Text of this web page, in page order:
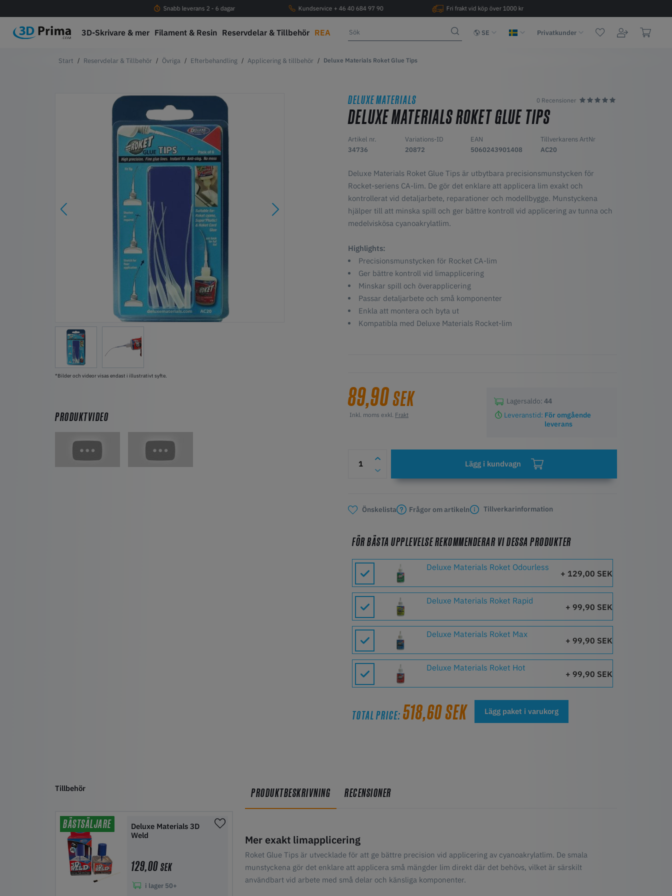
Snabb leverans 2 - 6 dagar Kundservice + 46 40 684 97 90 Fri frakt vid köp över 1000 kr
3D-Skrivare & mer Filament & Resin Reservdelar & Tillbehör REA SE Privatkunder
Reservdelar & Tillbehör Övriga Efterbehandling Applicering & tillbehör Deluxe Materials Roket Glue Tips
*Bilder och videor visas endast i illustrativt syfte.
PRODUKTVIDEO
DELUXE MATERIALS 0 Recensioner
DELUXE MATERIALS ROKET GLUE TIPS
Artikel nr.
34736
Variations-ID
20872
EAN
5060243901408
Tillverkarens ArtNr
AC20
Deluxe Materials Roket Glue Tips är utbytbara precisionsmunstycken för
Rocket-seriens CA-lim. De gör det enklare att applicera lim exakt och
kontrollerat vid detaljarbete, reparationer och modellbygge. Munstyckena
hjälper till att minska spill och ger bättre kontroll vid applicering av tunna och
medelviskösa cyanoakrylatlim.
Highlights:
Precisionsmunstycken för Rocket CA-lim
Ger bättre kontroll vid limapplicering
Minskar spill och överapplicering
Passar detaljarbete och små komponenter
Enkla att montera och byta ut
Kompatibla med Deluxe Materials Rocket-lim
89,90SEK
Inkl. moms exkl. Frakt
Lagersaldo: 44
Leveranstid: För omgående
leverans
Lägg i kundvagn
Önskelista Frågor om artikeln Tillverkarinformation
FÖR BÄSTA UPPLEVELSE REKOMMENDERAR VI DESSA PRODUKTER
Deluxe Materials Roket Odourless
+ 129,00 SEK
Deluxe Materials Roket Rapid
+ 99,90 SEK
Deluxe Materials Roket Max
+ 99,90 SEK
Deluxe Materials Roket Hot
+ 99,90 SEK
TOTAL PRICE: 518,60 SEK Lägg paket i varukorg
PRODUKTBESKRIVNING RECENSIONER
Mer exakt limapplicering
Roket Glue Tips är utvecklade för att ge bättre precision vid applicering av cyanoakrylatlim. De smala
munstyckena gör det enklare att applicera små mängder lim direkt där det behövs, vilket är särskilt
användbart vid arbete med små delar och känsliga komponenter.
Tillbehör
BÄSTSÄLJARE
Deluxe Materials 3D
Weld
129,00SEK
i lager 50+